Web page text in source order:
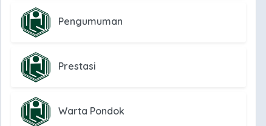
Pengumuman
Prestasi
Warta Pondok